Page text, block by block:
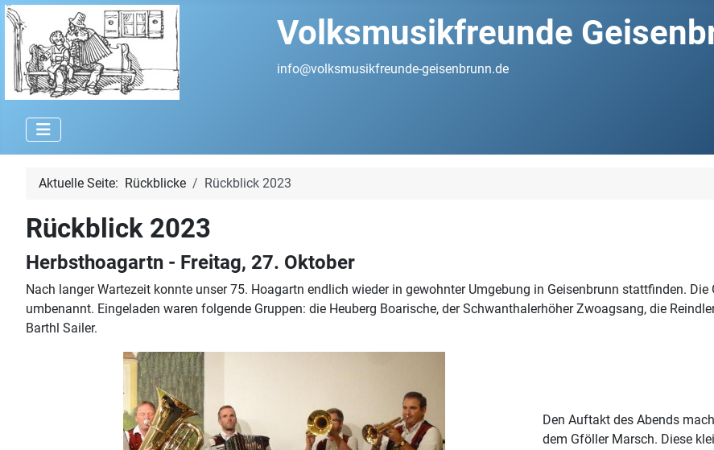
Volksmusikfreunde
info@volksmusikfreunde-geisenbrunn.de
Aktuelle Seite: Rückblicke Rückblick 2023
Rückblick 2023
Herbsthoagartn - Freitag, 27. Oktober
Nach langer Wartezeit konnte unser 75. Hoagartn endlich wieder in gewohnter Umgebung in Geisenbrunn stattfinden.
umbenannt. Eingeladen waren folgende Gruppen: die Heuberg Boarische, der Schwanthalerhöher Zwoagsang, die
Barthl Sailer.
Den Auftakt des Abends
dem Gföller Marsch. Diese